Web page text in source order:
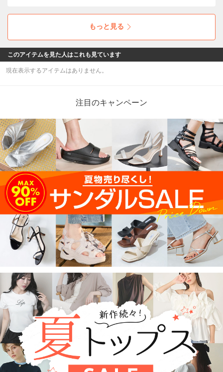
もっと見る
このアイテムを見た人はこれも見ています
現在表示するアイテムはありません。
注目のキャンペーン